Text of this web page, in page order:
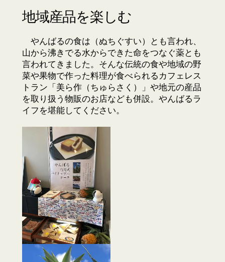
地域産品を楽しむ
やんばるの食は（ぬちぐすい）とも言われ、
山から沸きでる水からできた命をつなぐ薬とも
言われてきました。そんな伝統の食や地域の野
菜や果物で作った料理が食べられるカフェレス
トラン「美ら作（ちゅらさく）」や地元の産品
を取り扱う物販のお店なども併設。やんばるラ
イフを堪能してください。